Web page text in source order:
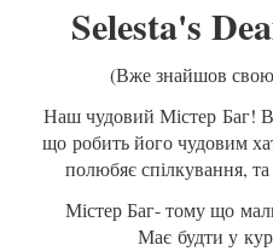
Selesta's
(Вже знайшов
Наш чудовий Містер Баг!
що робить його чудовим
полюбяє спілкування,
Містер Баг- тому що
Має будти у